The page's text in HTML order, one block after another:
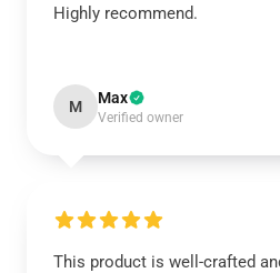
Highly recommend.
M Max
Verified owner
This product is well-crafted